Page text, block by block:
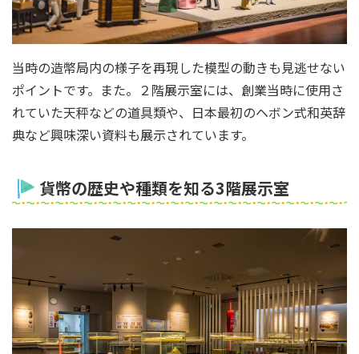
当時の造幣局内の様子を再現した模型の動きも見逃せない
ポイントです。また。２階展示室には、創業当時に使用さ
れていた天秤などの道具類や、日本最初のヘボン式和英辞
典など興味深い資料も展示されています。
貨幣の歴史や種類を知る3階展示室